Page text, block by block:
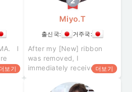
I
fun
보기
Miyo.T
출신국: 거주국:
After my [New] ribbon
was removed, I
immediately received a
received first place in
더보기